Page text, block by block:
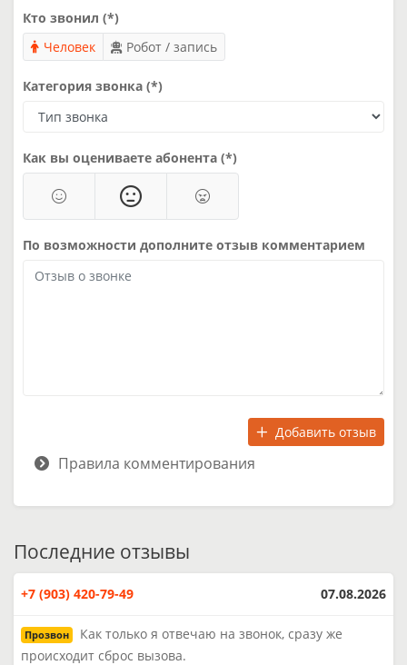
Кто звонил (*)
Человек
Робот / запись
Категория звонка (*)
Как вы оцениваете абонента (*)
По возможности дополните отзыв комментарием
Добавить отзыв
Правила комментирования
Последние отзывы
+7 (903) 420-79-49 07.08.2026
Прозвон
Как только я отвечаю на звонок, сразу же
происходит сброс вызова.